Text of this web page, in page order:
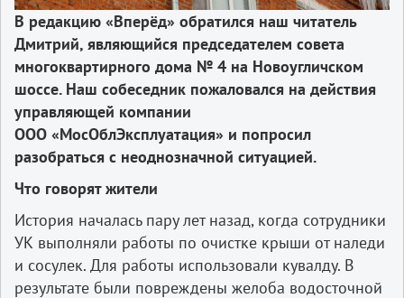
В редакцию «Вперёд» обратился наш читатель
Дмитрий, являющийся председателем совета
многоквартирного дома № 4 на Новоугличском
шоссе. Наш собеседник пожаловался на действия
управляющей компании
ООО «МосОблЭксплуатация» и попросил
разобраться с неоднозначной ситуацией.
Что говорят жители
История началась пару лет назад, когда сотрудники
УК выполняли работы по очистке крыши от наледи
и сосулек. Для работы использовали кувалду. В
результате были повреждены желоба водосточной